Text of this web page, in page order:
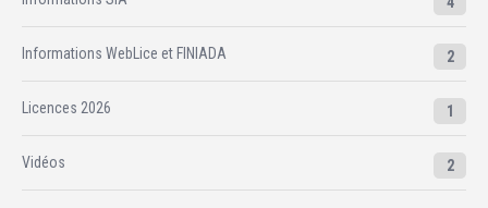
Informations WebLice et FINIADA 2
Licences 2026 1
Vidéos 2